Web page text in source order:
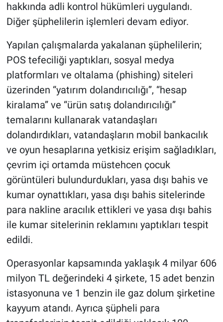
hakkında adli kontrol hükümleri uygulandı.
Diğer şüphelilerin işlemleri devam ediyor.
Yapılan çalışmalarda yakalanan şüphelilerin;
POS tefeciliği yaptıkları, sosyal medya
platformları ve oltalama (phishing) siteleri
üzerinden “yatırım dolandırıcılığı”, “hesap
kiralama” ve “ürün satış dolandırıcılığı”
temalarını kullanarak vatandaşları
dolandırdıkları, vatandaşların mobil bankacılık
ve oyun hesaplarına yetkisiz erişim sağladıkları,
çevrim içi ortamda müstehcen çocuk
görüntüleri bulundurdukları, yasa dışı bahis ve
kumar oynattıkları, yasa dışı bahis sitelerinde
para nakline aracılık ettikleri ve yasa dışı bahis
ile kumar sitelerinin reklamını yaptıkları tespit
edildi.
Operasyonlar kapsamında yaklaşık 4 milyar 606
milyon TL değerindeki 4 şirkete, 15 adet benzin
istasyonuna ve 1 benzin ile gaz dolum şirketine
kayyum atandı. Ayrıca şüpheli para